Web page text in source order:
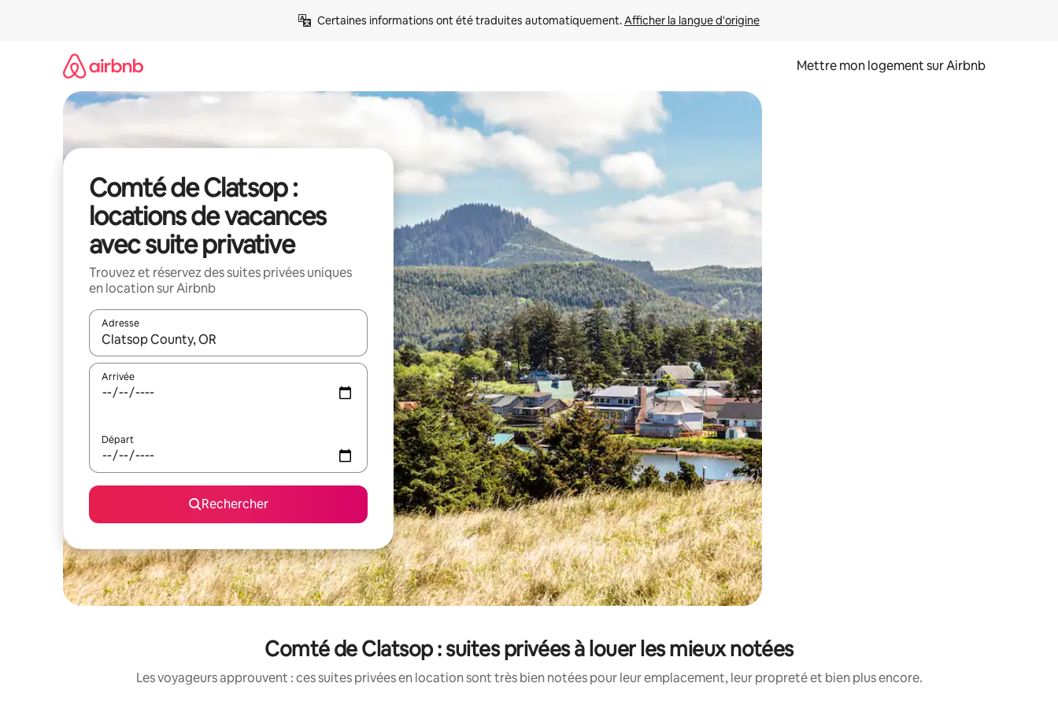
Certaines informations ont été traduites automatiquement. Afficher la langue d'origine
Mettre mon logement sur Airbnb
Comté de Clatsop :
locations de vacances
avec suite privative
Trouvez et réservez des suites privées uniques
en location sur Airbnb
Adresse
Lorsque les résultats s'affichent, utilisez les flèches vers le haut et vers le bas pour les parcourir ou en appuyant et en faisant glisser.
Arrivée
Départ
Rechercher
Comté de Clatsop : suites privées à louer les mieux notées
Les voyageurs approuvent : ces suites privées en location sont très bien notées pour leur emplacement, leur propreté et bien plus encore.